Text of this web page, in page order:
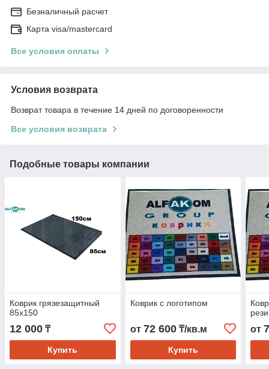
Безналичный расчет
Карта visa/mastercard
Все условия оплаты
Условия возврата
Возврат товара в течение 14 дней по договоренности
Все условия возврата
Подобные товары компании
Коврик грязезащитный
85х150
12 000 ₸
Купить
Коврик с логотипом
от 72 600₸/кв.м
Купить
от